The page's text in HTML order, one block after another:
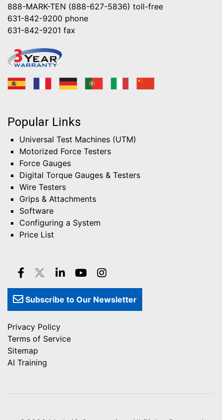
888-MARK-TEN (888-627-5836) toll-free
631-842-9200 phone
631-842-9201 fax
Popular Links
Universal Test Machines (UTM)
Motorized Force Testers
Force Gauges
Digital Torque Gauges & Testers
Wire Testers
Grips & Attachments
Software
Configuring a System
Price List
Subscribe to Our Newsletter
Privacy Policy
Terms of Service
Sitemap
AI Training